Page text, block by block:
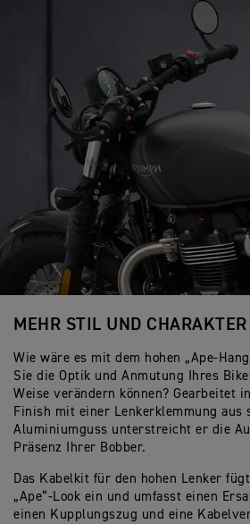
MEHR STIL UND CHARAKTER
Wie wäre es mit dem hohen „Ape-
Sie die Optik und Anmutung Ihres
Weise verändern können? Gearbeitet
Finish mit einer Lenkerklemmung aus
Aluminiumguss unterstreicht er die
Präsenz Ihrer Bobber.
Das Kabelkit für den hohen Lenker
„Ape“-Look ein und umfasst einen
einen Kupplungszug und eine